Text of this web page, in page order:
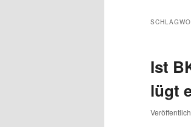
Ist
lügt